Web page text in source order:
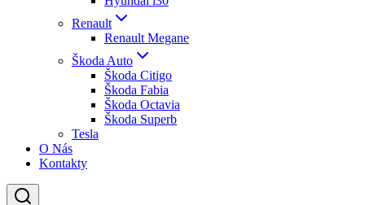
Renault
Renault Megane
Škoda Auto
Škoda Citigo
Škoda Fabia
Škoda Octavia
Škoda Superb
Tesla
O Nás
Kontakty